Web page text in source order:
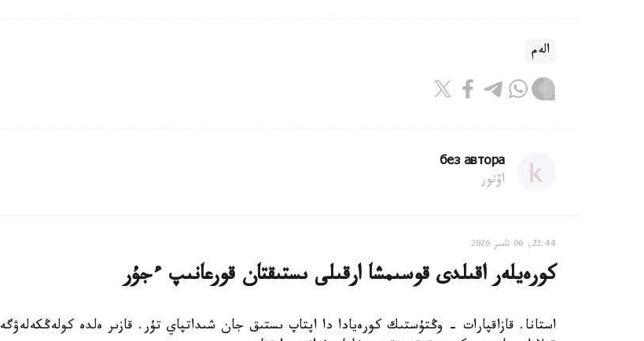
الەم
без автора
اۆتور
22:44, 06 تامىز 2026
كورەيلەر اقىلدى قوسىمشا ارقىلى ىستىقتان قورعانىپ ءجۇر
استانا. قازاقپارات - وڭتۇستىك كورەيادا دا اپتاپ ىستىق جان شىداتپاي تۇر. قازىر ەلدە كولەڭكەلەۋگە